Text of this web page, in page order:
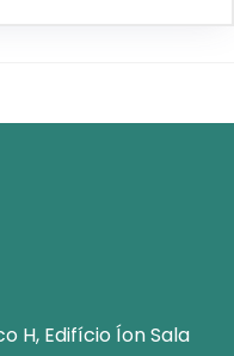
H, Edifício Íon Sala